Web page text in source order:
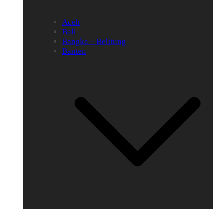
Aceh
Bali
Bangka – Belitung
Banten